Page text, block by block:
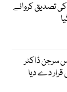
تصدیق کروانے
سرجن ڈاکٹر
دے دیا